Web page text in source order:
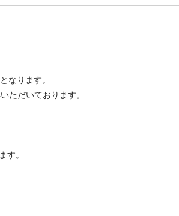
なります。
ただいております。
す。